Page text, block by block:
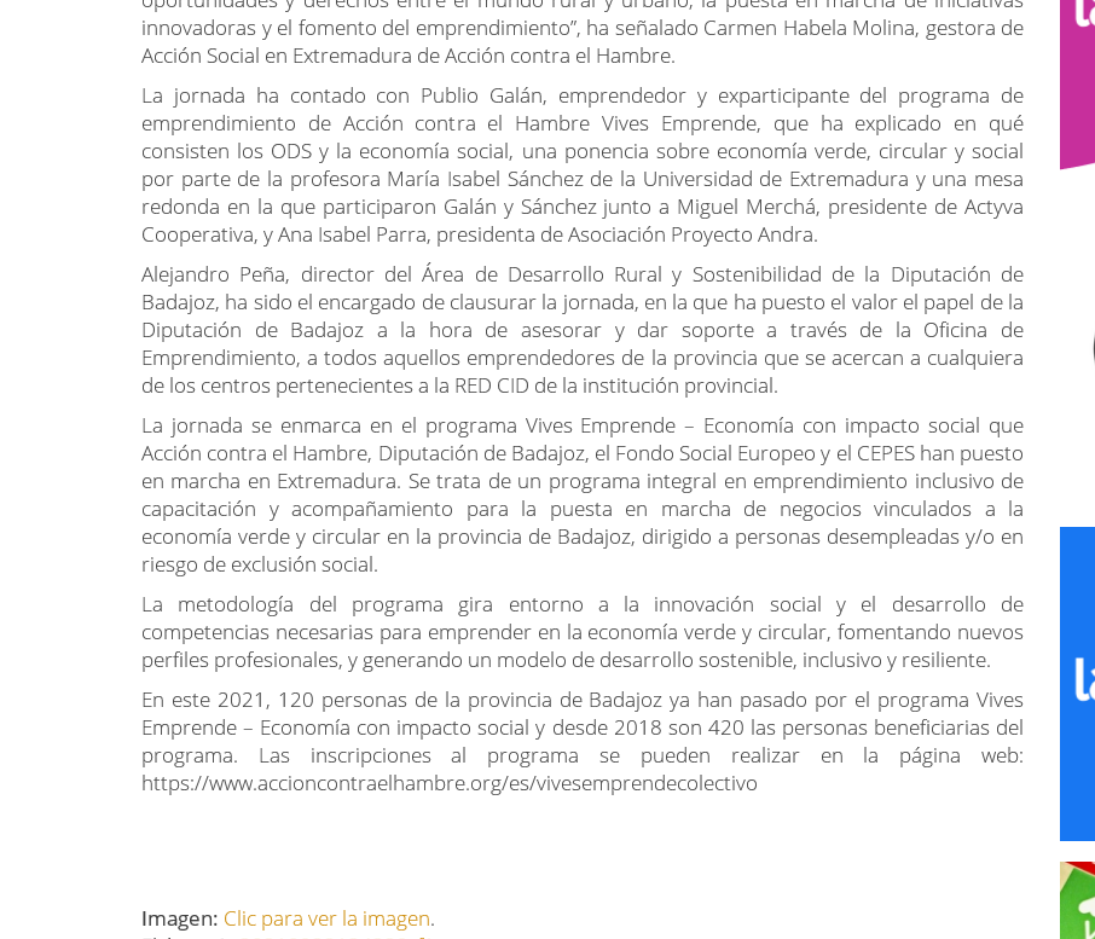
“Desde Acción contra el Hambre buscamos el desarrollo de un nuevo modelo de crecimiento
más sostenible, promocionando los recursos endógenos del territorio, el apoyo a la igualdad de
oportunidades y derechos entre el mundo rural y urbano, la puesta en marcha de iniciativas
innovadoras y el fomento del emprendimiento”, ha señalado Carmen Habela Molina, gestora de
Acción Social en Extremadura de Acción contra el Hambre.
La jornada ha contado con Publio Galán, emprendedor y exparticipante del programa de
emprendimiento de Acción contra el Hambre Vives Emprende, que ha explicado en qué
consisten los ODS y la economía social, una ponencia sobre economía verde, circular y social
por parte de la profesora María Isabel Sánchez de la Universidad de Extremadura y una mesa
redonda en la que participaron Galán y Sánchez junto a Miguel Merchá, presidente de Actyva
Cooperativa, y Ana Isabel Parra, presidenta de Asociación Proyecto Andra.
Alejandro Peña, director del Área de Desarrollo Rural y Sostenibilidad de la Diputación de
Badajoz, ha sido el encargado de clausurar la jornada, en la que ha puesto el valor el papel de la
Diputación de Badajoz a la hora de asesorar y dar soporte a través de la Oficina de
Emprendimiento, a todos aquellos emprendedores de la provincia que se acercan a cualquiera
de los centros pertenecientes a la RED CID de la institución provincial.
La jornada se enmarca en el programa Vives Emprende – Economía con impacto social que
Acción contra el Hambre, Diputación de Badajoz, el Fondo Social Europeo y el CEPES han puesto
en marcha en Extremadura. Se trata de un programa integral en emprendimiento inclusivo de
capacitación y acompañamiento para la puesta en marcha de negocios vinculados a la
economía verde y circular en la provincia de Badajoz, dirigido a personas desempleadas y/o en
riesgo de exclusión social.
La metodología del programa gira entorno a la innovación social y el desarrollo de
competencias necesarias para emprender en la economía verde y circular, fomentando nuevos
perfiles profesionales, y generando un modelo de desarrollo sostenible, inclusivo y resiliente.
En este 2021, 120 personas de la provincia de Badajoz ya han pasado por el programa Vives
Emprende – Economía con impacto social y desde 2018 son 420 las personas beneficiarias del